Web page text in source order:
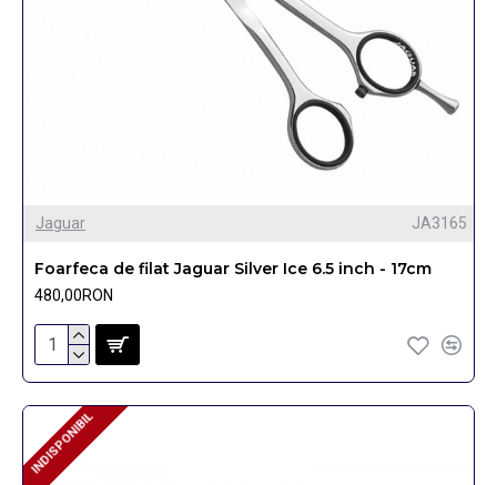
Jaguar JA3165
Foarfeca de filat Jaguar Silver Ice 6.5 inch - 17cm
480,00RON
INDISPONIBIL
INDISPONIBIL